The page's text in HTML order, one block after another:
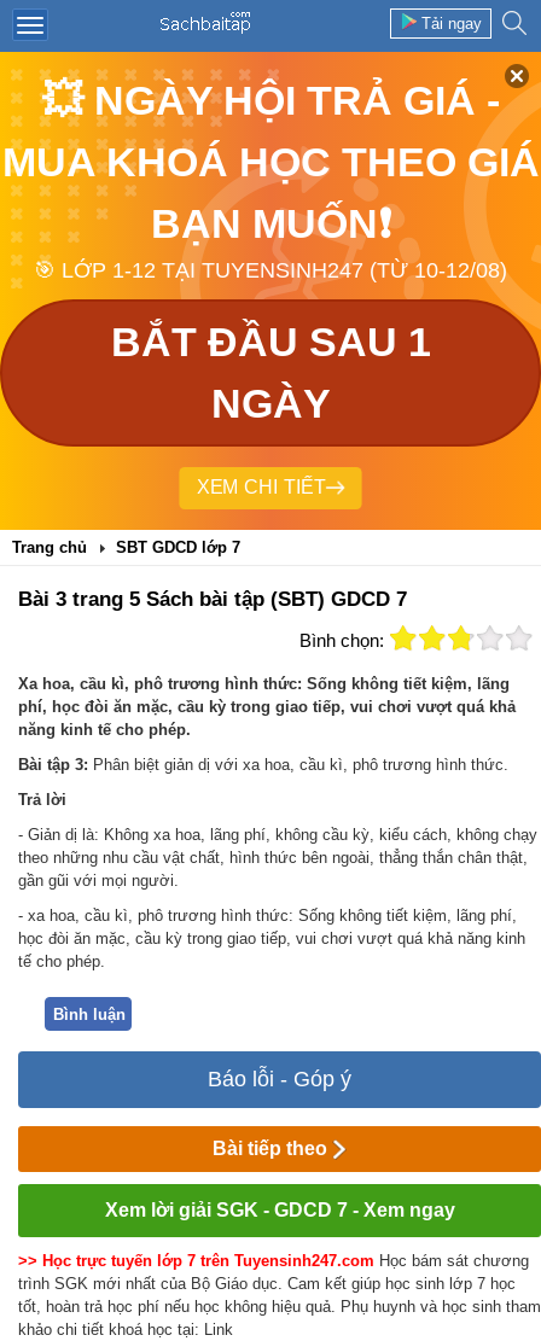
Tải ngay
💥 NGÀY HỘI TRẢ GIÁ -
MUA KHOÁ HỌC THEO GIÁ
BẠN MUỐN❗
🎯 LỚP 1-12 TẠI TUYENSINH247 (TỪ 10-12/08)
BẮT ĐẦU SAU 1
NGÀY
XEM CHI TIẾT
Trang chủ SBT GDCD lớp 7
Bài 3 trang 5 Sách bài tập (SBT) GDCD 7
Bình chọn:
Xa hoa, cầu kì, phô trương hình thức: Sống không tiết kiệm, lãng
phí, học đòi ăn mặc, cầu kỳ trong giao tiếp, vui chơi vượt quá khả
năng kinh tế cho phép.
Bài tập 3: Phân biệt giản dị với xa hoa, cầu kì, phô trương hình thức.
Trảlời
- Giản dị là: Không xa hoa, lãng phí, không cầu kỳ, kiểu cách, không chạy
theo những nhu cầu vật chất, hình thức bên ngoài, thẳng thắn chân thật,
gần gũi với mọi người.
- xa hoa, cầu kì, phô trương hình thức: Sống không tiết kiệm, lãng phí,
học đòi ăn mặc, cầu kỳ trong giao tiếp, vui chơi vượt quá khả năng kinh
tế cho phép.
Bình luận
Báo lỗi - Góp ý
Bài tiếp theo
Xem lời giải SGK - GDCD 7 - Xem ngay
>> Học trực tuyến lớp 7 trên Tuyensinh247.com Học bám sát chương
trình SGK mới nhất của Bộ Giáo dục. Cam kết giúp học sinh lớp 7 học
tốt, hoàn trả học phí nếu học không hiệu quả. Phụ huynh và học sinh tham
khảo chi tiết khoá học tại: Link